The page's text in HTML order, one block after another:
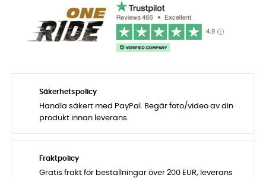
Säkerhetspolicy
Handla säkert med PayPal. Begär foto/video av din
produkt innan leverans.
Fraktpolicy
Gratis frakt för beställningar över 200 EUR, leverans